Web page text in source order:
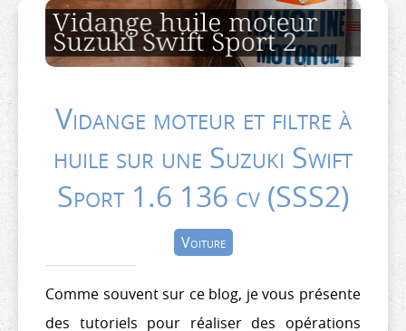
Vidange moteur et filtre à
huile sur une Suzuki Swift
Sport 1.6 136 cv (SSS2)
Voiture
Comme souvent sur ce blog, je vous présente
des tutoriels pour réaliser des opérations